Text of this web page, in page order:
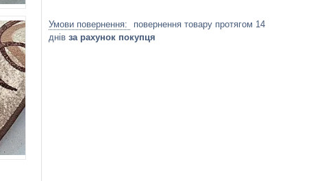
повернення товару протягом 14
днів за рахунок покупця